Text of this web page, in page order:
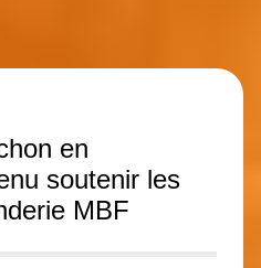
en
soutenir les
MBF